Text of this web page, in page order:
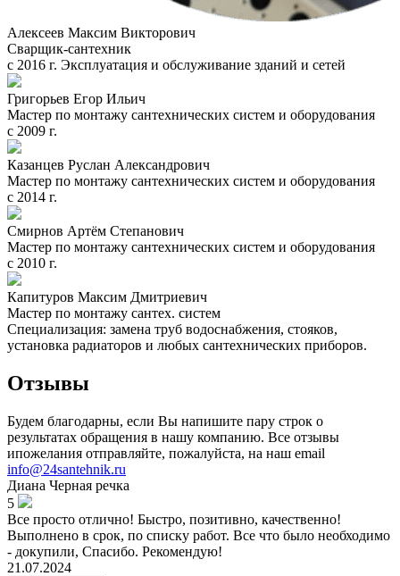
Алексеев Максим Викторович
Сварщик-сантехник
с 2016 г. Эксплуатация и обслуживание зданий и сетей
Григорьев Егор Ильич
Мастер по монтажу сантехнических систем и оборудования
с 2009 г.
Казанцев Руслан Александрович
Мастер по монтажу сантехнических систем и оборудования
с 2014 г.
Смирнов Артём Степанович
Мастер по монтажу сантехнических систем и оборудования
с 2010 г.
Капитуров Максим Дмитриевич
Мастер по монтажу сантех. систем
Специализация: замена труб водоснабжения, стояков,
установка радиаторов и любых сантехнических приборов.
Отзывы
Будем благодарны, если Вы напишите пару строк о
результатах обращения в нашу компанию. Все отзывы
ипожелания отправляйте, пожалуйста, на наш email
info@24santehnik.ru
Диана Черная речка
5
Все просто отлично! Быстро, позитивно, качественно!
Выполнено в срок, по списку работ. Все что было необходимо
- докупили, Спасибо. Рекомендую!
21.07.2024